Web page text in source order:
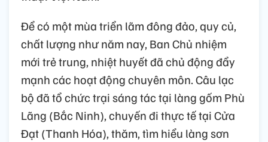
Để có một mùa triển lãm đông đảo, quy củ,
chất lượng như năm nay, Ban Chủ nhiệm
mới trẻ trung, nhiệt huyết đã chủ động đẩy
mạnh các hoạt động chuyên môn. Câu lạc
bộ đã tổ chức trại sáng tác tại làng gốm Phù
Lãng (Bắc Ninh), chuyến đi thực tế tại Cửa
Đạt (Thanh Hóa), thăm, tìm hiểu làng sơn